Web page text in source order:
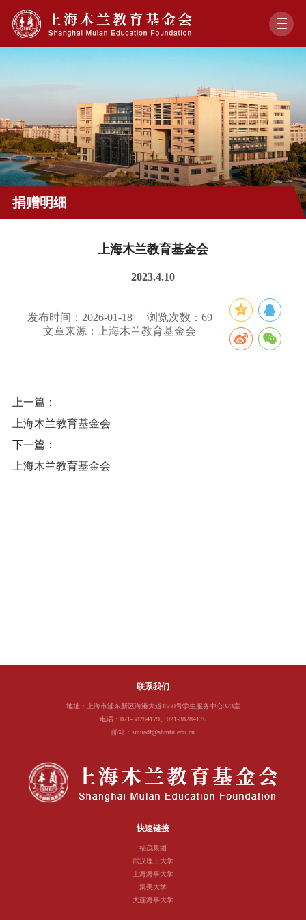
捐赠明细
上海木兰教育基金会
2023.4.10
发布时间：2026-01-18 浏览次数： 69
文章来源：上海木兰教育基金会
上一篇：
上海木兰教育基金会
下一篇：
上海木兰教育基金会
联系我们
地址：上海市浦东新区海港大道1550号学生服务中心323室
电话：021-38284179、021-38284176
邮箱：smuedf@shmtu.edu.cn
快速链接
福茂集团
武汉理工大学
上海海事大学
集美大学
大连海事大学